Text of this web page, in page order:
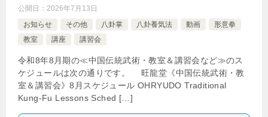
公開日： 2026年7月13日
お知らせ
その他 八卦掌 八卦養気法 動画
形意拳
教室
講座 講習会
令和8年8月期の≪中国伝統武術・教室＆講習会など≫のス
ケジュールは次の通りです。 旺龍堂《中国伝統武術・教
室＆講習会》8月スケジュール OHRYUDO Traditional
Kung-Fu Lessons Sched […]